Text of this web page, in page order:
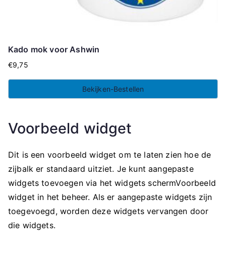
Kado mok voor Ashwin
€9,75
Bekijken-Bestellen
Voorbeeld widget
Dit is een voorbeeld widget om te laten zien hoe de
zijbalk er standaard uitziet. Je kunt aangepaste
widgets toevoegen via het widgets schermVoorbeeld
widget in het beheer. Als er aangepaste widgets zijn
toegevoegd, worden deze widgets vervangen door
die widgets.